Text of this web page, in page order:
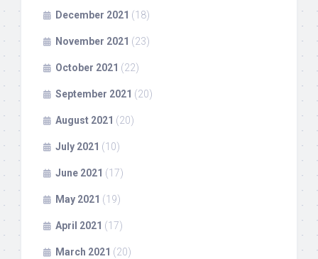
December 2021 (18)
November 2021 (23)
October 2021 (22)
September 2021 (20)
August 2021 (20)
July 2021 (10)
June 2021 (17)
May 2021 (19)
April 2021 (17)
March 2021 (20)